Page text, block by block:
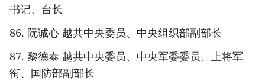
书记、台长
86. 阮诚心 越共中央委员、中央组织部副部长
87. 黎德泰 越共中央委员、中央军委委员、上将军
衔、国防部副部长